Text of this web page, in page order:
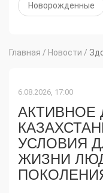
Новорожденные
Главная / Новости /
6.08.2026, 17:00
АКТИВНОЕ
УСЛОВИЯ
ЖИЗНИ